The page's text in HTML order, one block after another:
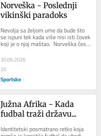
Norveška - Poslednji
vikinški paradoks
Nevolja sa željom ume da bude što
se ispuni tek kada više nisi isti čovek
koji je o njoj maštao.  Norveška često
ume da se požali na novi...
30.06.2026
20
Sportske
Južna Afrika - Kada
fudbal traži državu...
Identitetski posmatrano retko koja